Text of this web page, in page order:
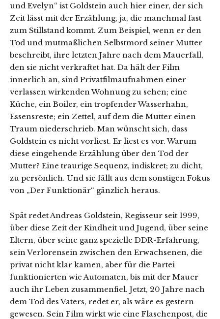
und Evelyn“ ist Goldstein auch hier einer, der sich
Zeit lässt mit der Erzählung, ja, die manchmal fast
zum Stillstand kommt. Zum Beispiel, wenn er den
Tod und mutmaßlichen Selbstmord seiner Mutter
beschreibt, ihre letzten Jahre nach dem Mauerfall,
den sie nicht verkraftet hat. Da hält der Film
innerlich an, sind Privatfilmaufnahmen einer
verlassen wirkenden Wohnung zu sehen; eine
Küche, ein Boiler, ein tropfender Wasserhahn,
Essensreste; ein Zettel, auf dem die Mutter einen
Traum niederschrieb. Man wünscht sich, dass
Goldstein es nicht vorliest. Er liest es vor. Warum
diese eingehende Erzählung über den Tod der
Mutter? Eine traurige Sequenz, indiskret; zu dicht,
zu persönlich. Und sie fällt aus dem sonstigen Fokus
von „Der Funktionär“ gänzlich heraus.
Spät redet Andreas Goldstein, Regisseur seit 1999,
über diese Zeit der Kindheit und Jugend, über seine
Eltern, über seine ganz spezielle DDR-Erfahrung,
sein Verlorensein zwischen den Erwachsenen, die
privat nicht klar kamen, aber für die Partei
funktionierten wie Automaten, bis mit der Mauer
auch ihr Leben zusammenfiel. Jetzt, 20 Jahre nach
dem Tod des Vaters, redet er, als wäre es gestern
gewesen. Sein Film wirkt wie eine Flaschenpost, die